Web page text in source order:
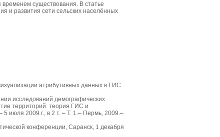
временем существования. В статье
и развития сети сельских населённых
атрибутивных данных в ГИС
исследований демографических
территорий: теория ГИС и
июля 2009 г., в 2 т. – Т. 1.– Пермь, 2009.–
конференции, Саранск, 1 декабря